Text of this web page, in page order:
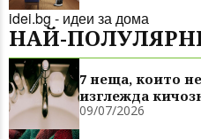
idei.bg - идеи за дома
НАЙ-
7 неща, които
изглежда
09/07/2026